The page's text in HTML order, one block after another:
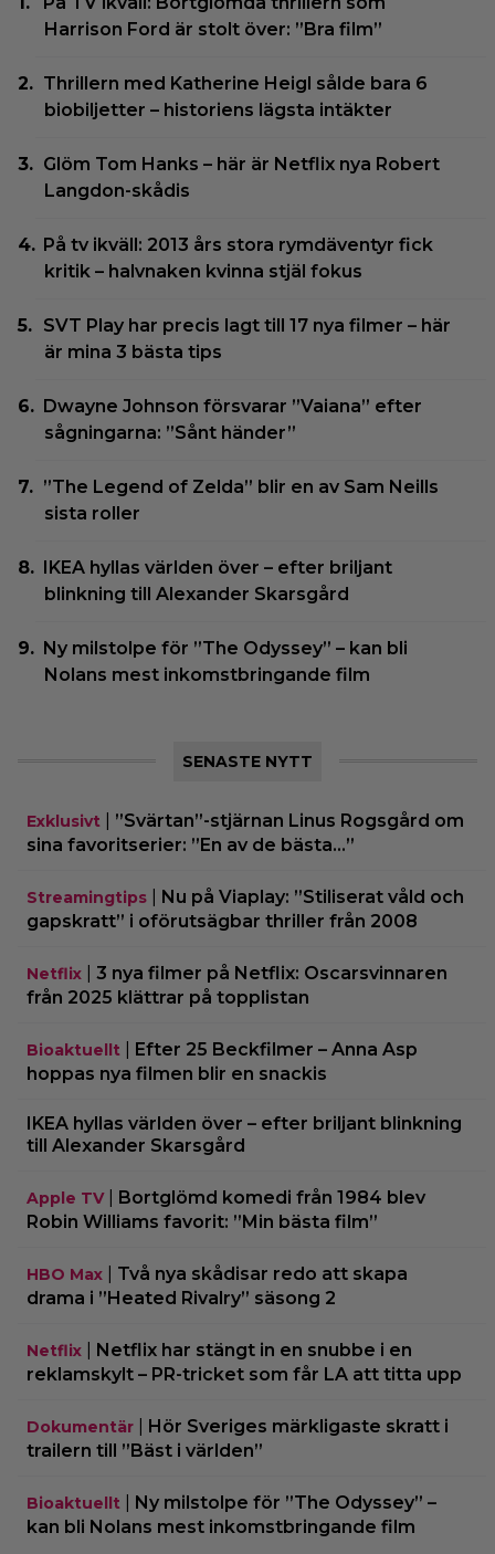
Harrison Ford är stolt över: ”Bra film”
Thrillern med Katherine Heigl sålde bara 6
biobiljetter – historiens lägsta intäkter
Glöm Tom Hanks – här är Netflix nya Robert
Langdon-skådis
På tv ikväll: 2013 års stora rymdäventyr fick
kritik – halvnaken kvinna stjäl fokus
SVT Play har precis lagt till 17 nya filmer – här
är mina 3 bästa tips
Dwayne Johnson försvarar ”Vaiana” efter
sågningarna: ”Sånt händer”
”The Legend of Zelda” blir en av Sam Neills
sista roller
IKEA hyllas världen över – efter briljant
blinkning till Alexander Skarsgård
Ny milstolpe för ”The Odyssey” – kan bli
Nolans mest inkomstbringande film
SENASTE NYTT
Exklusivt
”Svärtan”-stjärnan Linus Rogsgård om
sina favoritserier: ”En av de bästa…”
Streamingtips
Nu på Viaplay: ”Stiliserat våld och
gapskratt” i oförutsägbar thriller från 2008
Netflix
3 nya filmer på Netflix: Oscarsvinnaren
från 2025 klättrar på topplistan
Bioaktuellt
Efter 25 Beckfilmer – Anna Asp
hoppas nya filmen blir en snackis
IKEA hyllas världen över – efter briljant blinkning
till Alexander Skarsgård
Apple TV| Bortglömd komedi från 1984 blev
Robin Williams favorit: ”Min bästa film”
HBO Max
Två nya skådisar redo att skapa
drama i ”Heated Rivalry” säsong 2
Netflix
Netflix har stängt in en snubbe i en
reklamskylt – PR-tricket som får LA att titta upp
Dokumentär
Hör Sveriges märkligaste skratt i
trailern till ”Bäst i världen”
Bioaktuellt
Ny milstolpe för ”The Odyssey” –
kan bli Nolans mest inkomstbringande film